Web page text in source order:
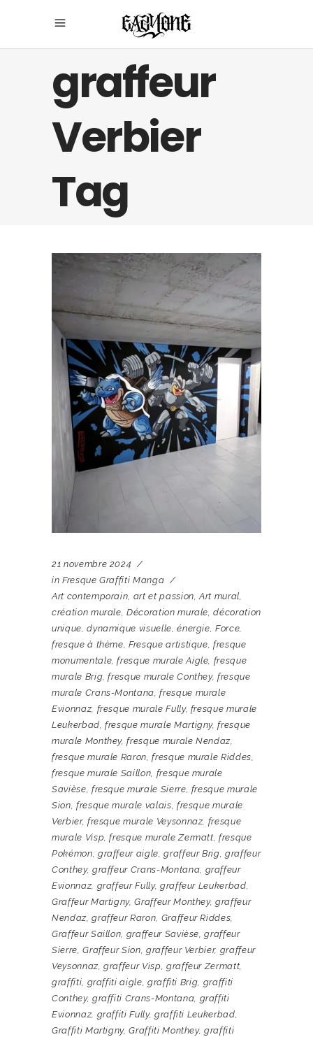
graffeur
Verbier
Tag
21 novembre 2024
in Fresque Graffiti Manga
Art contemporain, art et passion,Art mural,
création murale,Décoration murale,décoration
unique,dynamique visuelle,énergie,Force,
fresque à thème,Fresque artistique,fresque
monumentale,fresque murale Aigle, fresque
murale Brig,fresque murale Conthey,fresque
murale Crans-Montana,fresque murale
Evionnaz, fresque murale Fully, fresque murale
Leukerbad,fresque murale Martigny,fresque
murale Monthey,fresque murale Nendaz,
fresque murale Raron,fresque murale Riddes,
fresque murale Saillon, fresque murale
Savièse, fresque murale Sierre, fresque murale
Sion, fresque murale valais, fresque murale
Verbier, fresque murale Veysonnaz, fresque
murale Visp,fresque murale Zermatt,fresque
Pokémon, graffeur aigle,graffeur Brig,graffeur
Conthey, graffeur Crans-Montana, graffeur
Evionnaz, graffeur Fully, graffeur Leukerbad,
Graffeur Martigny,Graffeur Monthey,graffeur
Nendaz,graffeur Raron, Graffeur Riddes,
Graffeur Saillon, graffeur Savièse,graffeur
Sierre,Graffeur Sion, graffeur Verbier, graffeur
Veysonnaz,graffeur Visp, graffeur Zermatt,
graffiti, graffiti aigle, graffiti Brig, graffiti
Conthey, graffiti Crans-Montana, graffiti
Evionnaz, graffiti Fully, graffiti Leukerbad,
Graffiti Martigny,Graffiti Monthey,graffiti